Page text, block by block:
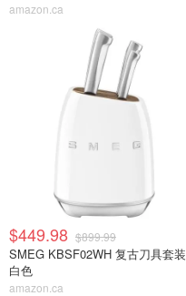
amazon.ca
$449.98 $899.99
SMEG KBSF02WH 复古刀具套装
白色
amazon.ca